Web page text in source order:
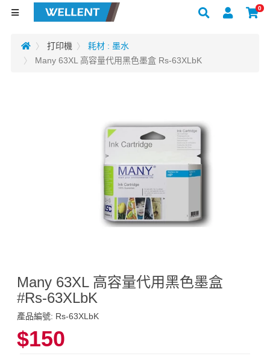
0
打印機
耗材 : 墨水
Many 63XL 高容量代用黑色墨盒 Rs-63XLbK
Many 63XL 高容量代用黑色墨盒
#Rs-63XLbK
產品編號: Rs-63XLbK
$150